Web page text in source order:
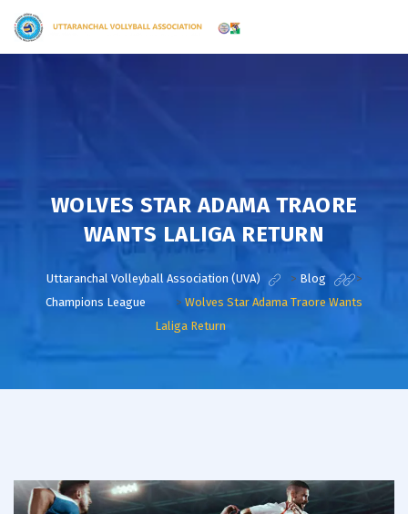
WOLVES STAR ADAMA TRAORE
WANTS LALIGA RETURN
Uttaranchal Volleyball Association (UVA) > Blog
>
Champions League
> Wolves Star Adama Traore Wants
Laliga Return